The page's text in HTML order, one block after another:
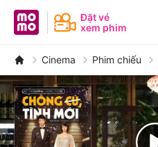
MoMo - Ứng dụng tài chính
Đặt vé
xem phim
Cinema Phim chiếu